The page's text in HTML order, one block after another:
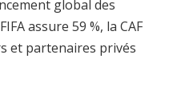
global des
assure 59 %, la CAF
et partenaires privés